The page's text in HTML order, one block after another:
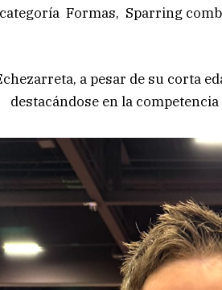
Formas, Sparring
a pesar de su corta
destacándose en la